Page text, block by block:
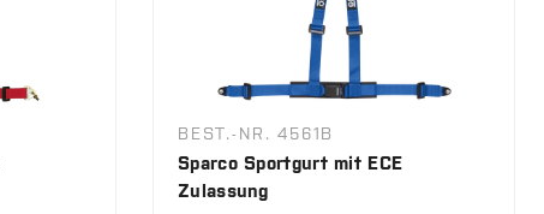
BEST.-NR. 4561B
Sparco Sportgurt mit ECE
Zulassung